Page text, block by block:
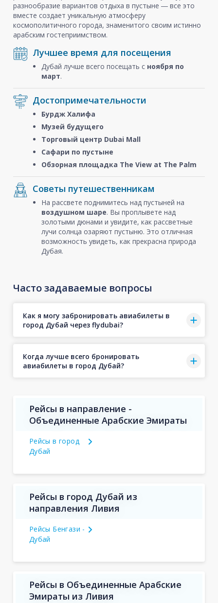
разнообразие вариантов отдыха в пустыне ― все это
вместе создает уникальную атмосферу
космополитичного города, знаменитого своим истинно
арабским гостеприимством.
Лучшее время для посещения
Дубай лучше всего посещать с ноября по
март.
Достопримечательности
Бурдж Халифа
Музей будущего
Торговый центр Dubai Mall
Сафари по пустыне
Обзорная площадка The View at The Palm
Советы путешественникам
На рассвете поднимитесь над пустыней на
воздушном шаре. Вы проплывете над
золотыми дюнами и увидите, как рассветные
лучи солнца озаряют пустыню. Это отличная
возможность увидеть, как прекрасна природа
Дубая.
Часто задаваемые вопросы
Как я могу забронировать авиабилеты в
город Дубай через flydubai?
Когда лучше всего бронировать
авиабилеты в город Дубай?
Рейсы в направление -
Объединенные Арабские Эмираты
Рейсы в город
Дубай
Рейсы в город Дубай из
направления Ливия
Рейсы Бенгази -
Дубай
Рейсы в Объединенные Арабские
Эмираты из Ливия